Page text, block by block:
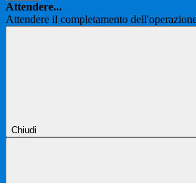
Attendere...
Attendere il completamento
Chiudi